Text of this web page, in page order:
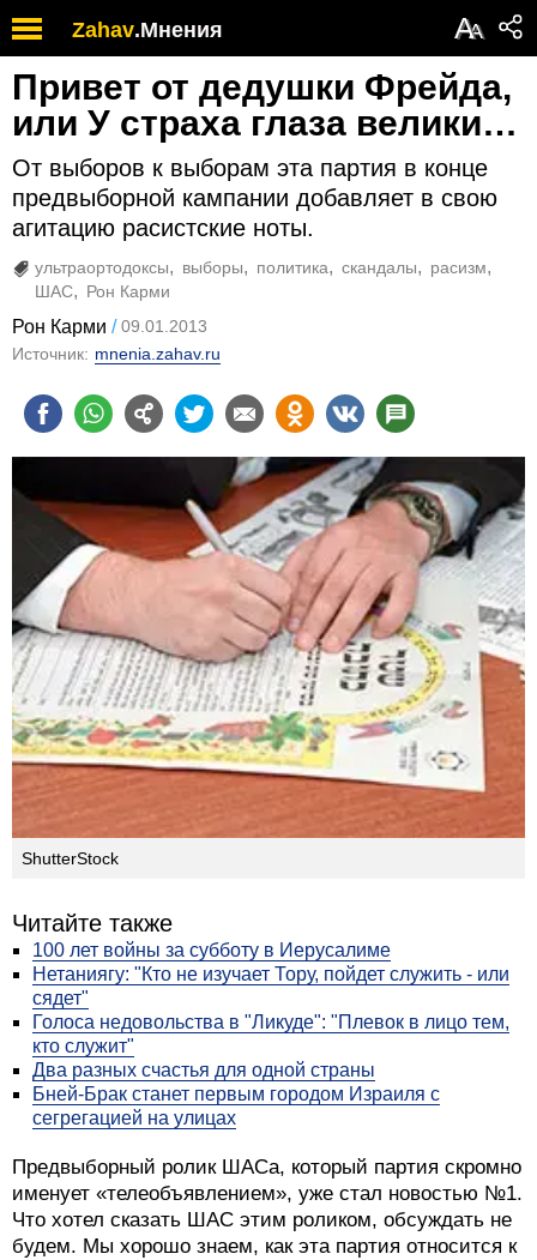
Zahav.Мнения АА
Привет от дедушки Фрейда,
или У страха глаза велики…
От выборов к выборам эта партия в конце
предвыборной кампании добавляет в свою
агитацию расистские ноты.
ультраортодоксы выборы политика скандалы
расизм
ШАС
Рон Карми
Рон Карми
09.01.2013
Источник: mnenia.zahav.ru
ShutterStock
Читайте также
100 лет войны за субботу в Иерусалиме
Нетаниягу: "Кто не изучает Тору, пойдет служить - или
сядет"
Голоса недовольства в "Ликуде": "Плевок в лицо тем,
кто служит"
Два разных счастья для одной страны
Бней-Брак станет первым городом Израиля с
сегрегацией на улицах
Предвыборный ролик ШАСа, который партия скромно
именует «телеобъявлением», уже стал новостью №1.
Что хотел сказать ШАС этим роликом, обсуждать не
будем. Мы хорошо знаем, как эта партия относится к